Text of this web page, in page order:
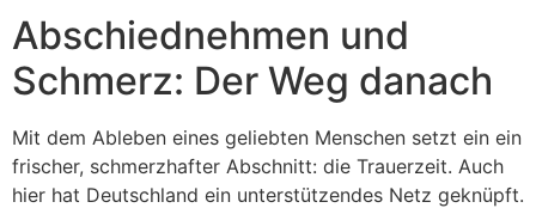
Abschiednehmen und
Schmerz: Der Weg danach
Mit dem Ableben eines geliebten Menschen setzt ein ein
frischer, schmerzhafter Abschnitt: die Trauerzeit. Auch
hier hat Deutschland ein unterstützendes Netz geknüpft.